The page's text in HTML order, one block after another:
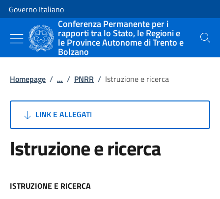
Vai al contenuto
Vai alla navigazione del sito
Governo Italiano
Conferenza Permanente per i
rapporti tra lo Stato, le Regioni e
le Province Autonome di Trento e
Bolzano
Cerca
Homepage / ... / PNRR / Istruzione e ricerca
LINK E ALLEGATI
Istruzione e ricerca
ISTRUZIONE E RICERCA